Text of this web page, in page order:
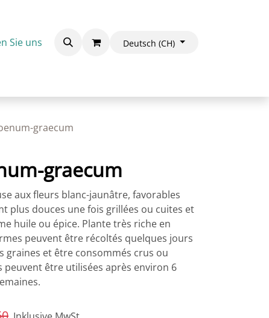
Sie uns Deutsch (CH)
graecum
graecum
aux fleurs blanc-jaunâtre, favorables
plus douces une fois grillées ou cuites et
huile ou épice. Plante très riche en
peuvent être récoltés quelques jours
graines et être consommés crus ou
peuvent être utilisées après environ 6